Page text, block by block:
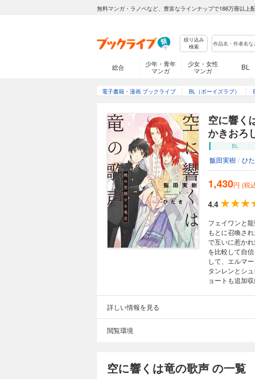
無料マンガ・ラノベなど、豊富なラインナップで188万冊以上
絞り込み
検索
総合
少年・青年
マンガ
少女・女性
マンガ
BL
電子書籍・漫画 ブックライブ BL（ボーイズラブ）
空に響く
かきおろ
BL
飯田実樹 / ひ
1,430円 (税
4.4
フェイワンと
もとに召喚さ
で互いに惹か
を比較して自
して、エルマ
タンレンとシ
ョートも追加収
詳しい情報を見る
閲覧環境
空に響くは竜の歌声 の一覧